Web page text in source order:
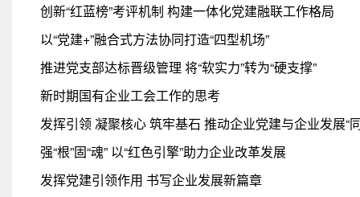
创新“红蓝榜”考评机制 构建一体化党建融联工作格局
以“党建+”融合式方法协同打造“四型机场”
推进党支部达标晋级管理 将“软实力”转为“硬支撑”
新时期国有企业工会工作的思考
发挥引领 凝聚核心 筑牢基石 推动企业党建与企业发展“
强“根”固“魂” 以“红色引擎”助力企业改革发展
发挥党建引领作用 书写企业发展新篇章